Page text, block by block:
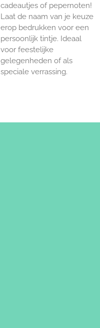
cadeautjes of pepernoten!
Laat de naam van je keuze
erop bedrukken voor een
persoonlijk tintje. Ideaal
voor feestelijke
gelegenheden of als
speciale verrassing.